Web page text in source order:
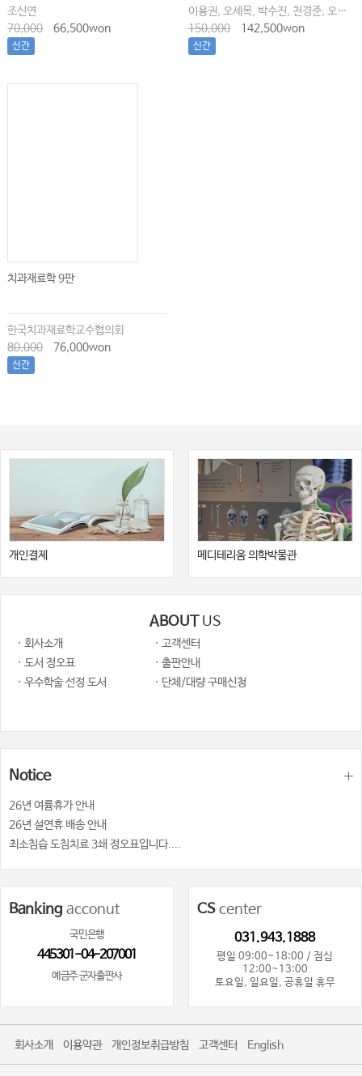
조신연
70,000
66,500won
신간
이용권, 오세목, 박수진, 천경준, 오한솔
150,000
142,500won
신간
치과재료학 9판
한국치과재료학교수협의회
80,000
76,000won
신간
개인결제 메디테리움 의학박물관
ABOUT US
· 회사소개
· 고객센터
· 도서 정오표
· 출판안내
· 우수학술 선정 도서
· 단체/대량 구매신청
Notice
26년 여륨휴가 안내
26년 설연휴 배송 안내
최소침습 도침치료 3쇄 정오표입니다....
Banking acconut
국민은행
445301-04-207001
예금주 군자출판사
CScenter
031.943.1888
평일 09:00~18:00 / 점심
12:00~13:00
토요일, 일요일, 공휴일 휴무
회사소개 이용약관 개인정보취급방침 고객센터 English